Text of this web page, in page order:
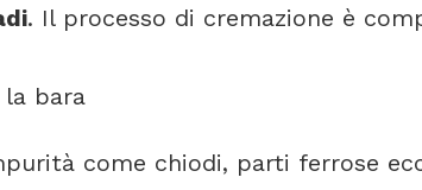
. Il processo di cremazione è
bara
come chiodi, parti ferrose